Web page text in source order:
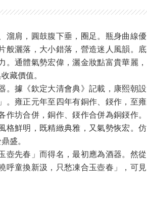
溜肩，圓鼓腹下垂，圈足。瓶身曲線優
般灑落，大小錯落，營造迷人風韻。底
通體氣勢宏偉，灑金妝點富貴華麗，
藏價值。
。據《欽定大清會典》記載，康熙朝設
。雍正元年至四年有銅作、鋄作，至雍
坊合併，銅作、鋄作合併為銅鋄作。
格鮮明，既精緻典雅，又氣勢恢宏。仿
盛。
壺先春」而得名，最初應為酒器。然從
呼童換新汲，只愁凍合玉壺春」，可見